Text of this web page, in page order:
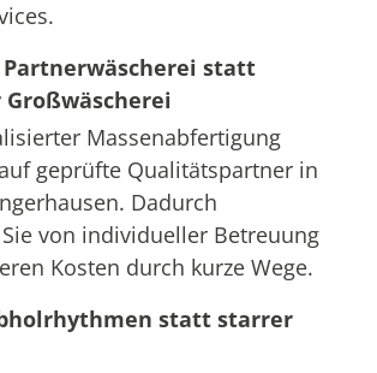
Partnerwäscherei statt
Massenabfertigung
geprüfte Qualitätspartner in
Dadurch
von individueller Betreuung
Kosten durch kurze Wege.
statt starrer